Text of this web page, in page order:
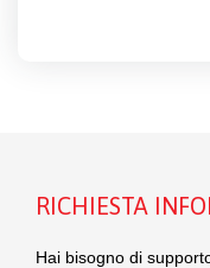
RICHIESTA
Hai bisogno di